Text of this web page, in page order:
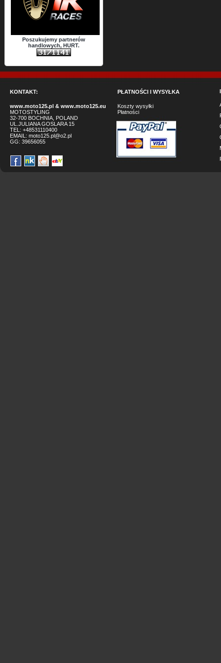
Poszukujemy partnerów
handlowych, HURT.
KONTAKT:
www.moto125.pl & www.moto125.eu
MOTOSTYLING
32-700 BOCHNIA, POLAND
UL.JULIANA GOSLARA 15
TEL: +48531110400
EMAIL: moto125.pl@o2.pl
GG: 39656055
PŁATNOŚCI I WYSYŁKA
Koszty wysyłki
Płatności